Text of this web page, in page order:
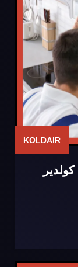
KOLDAIR